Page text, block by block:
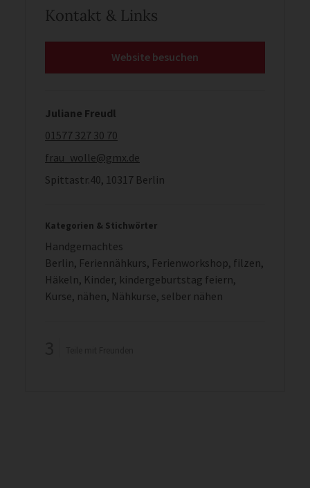
Kontakt & Links
Website besuchen
Juliane Freudl
01577 327 30 70
frau_wolle@gmx.de
Spittastr.40, 10317 Berlin
Kategorien & Stichwörter
Handgemachtes
Berlin, Feriennähkurs, Ferienworkshop, filzen,
Häkeln, Kinder, kindergeburtstag feiern,
Kurse, nähen, Nähkurse, selber nähen